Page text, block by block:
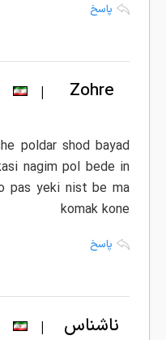
پاسخ
Zohre
|
poldar shod bayad
nagim pol bede in
pas yeki nist be ma
komak kone
پاسخ
ناشناس |